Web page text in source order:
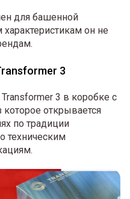
для башенной
он не
3
3 в коробке с
открывается
по традиции
техническим